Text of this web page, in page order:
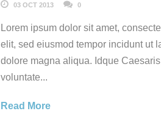
03 OCT 2013 0
Lorem ipsum dolor sit amet,
elit, sed eiusmod tempor incidunt ut
dolore magna aliqua. Idque
voluntate...
Read More